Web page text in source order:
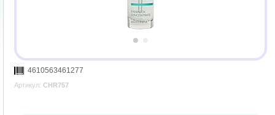
4610563461277
Артикул: CHR757